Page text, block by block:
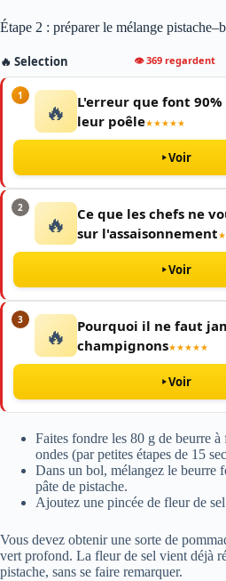
Étape 2 : préparer le mélange
🔥 Selection 👁 369 regardent
1
🔥
L'erreur que font 90%
leur poêle★★★★★
Voir
2
🔥
Ce que les chefs ne
sur l'assaisonnement
Voir
3
🔥
Pourquoi il ne faut
champignons★★★★★
Voir
Faites fondre les 80 g de beurre
ondes (par petites étapes de 15
Dans un bol, mélangez le beurre
pâte de pistache.
Ajoutez une pincée de fleur de
Vous devez obtenir une sorte de
vert profond. La fleur de sel vient déjà
pistache, sans se faire remarquer.